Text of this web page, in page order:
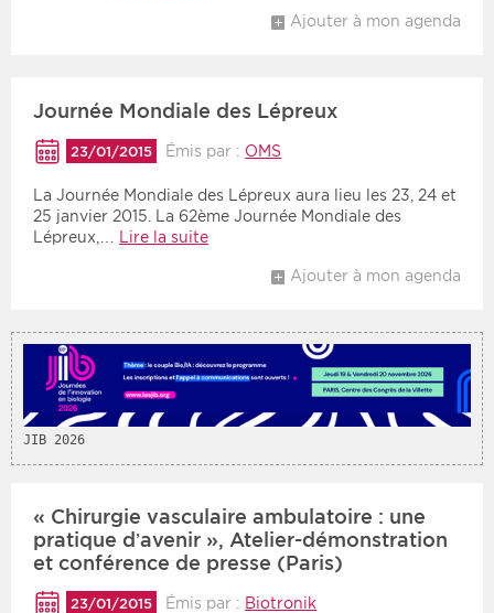
Médico-social
Choisir une date de débutChoisir une date de fin
Inversé
Ajouter à mon agenda
Journée Mondiale des Lépreux
23/01/2015 Émis par : OMS
La Journée Mondiale des Lépreux aura lieu les 23, 24 et
25 janvier 2015. La 62ème Journée Mondiale des
Lépreux,…
Lire la suite
Ajouter à mon agenda
JIB 2026
« Chirurgie vasculaire ambulatoire : une
pratique d’avenir », Atelier-démonstration
et conférence de presse (Paris)
23/01/2015 Émis par : Biotronik